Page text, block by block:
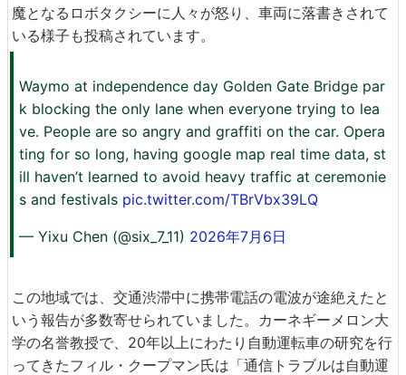
魔となるロボタクシーに人々が怒り、車両に落書きされて
いる様子も投稿されています。
Waymo at independence day Golden Gate Bridge par
k blocking the only lane when everyone trying to lea
ve. People are so angry and graffiti on the car. Opera
ting for so long, having google map real time data, st
ill haven’t learned to avoid heavy traffic at ceremonie
s and festivals pic.twitter.com/TBrVbx39LQ
— Yixu Chen (@six_7_11) 2026年7月6日
この地域では、交通渋滞中に携帯電話の電波が途絶えたと
いう報告が多数寄せられていました。カーネギーメロン大
学の名誉教授で、20年以上にわたり自動運転車の研究を行
ってきたフィル・クープマン氏は「通信トラブルは自動運